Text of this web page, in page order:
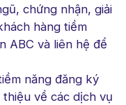
chứng nhận, giải
hàng tiềm
ABC và liên hệ để
năng đăng ký
thiệu về các dịch vụ